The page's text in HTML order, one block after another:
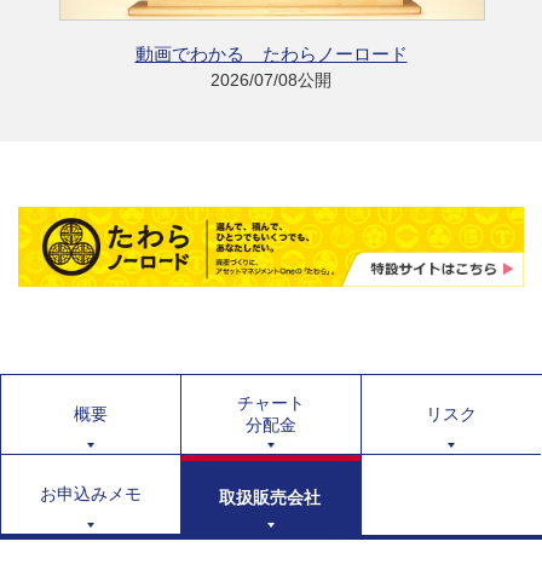
動画でわかる たわらノーロード
2026/07/08公開
概要
チャート
分配金
リスク
お申込みメモ 取扱販売会社